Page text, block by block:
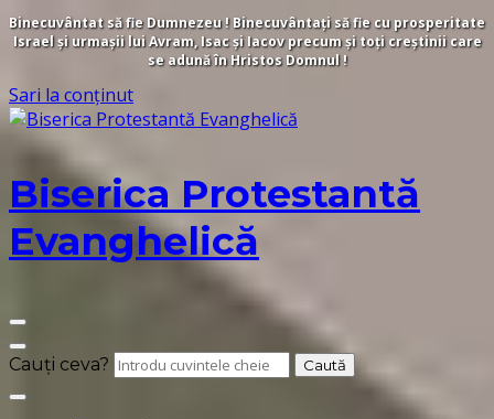
Binecuvântat să fie Dumnezeu ! Binecuvântați să fie cu prosperitate
Israel și urmașii lui Avram, Isac și Iacov precum și toți creștinii care
se adună în Hristos Domnul !
Sari la conținut
Biserica Protestantă
Evanghelică
Cauți ceva?